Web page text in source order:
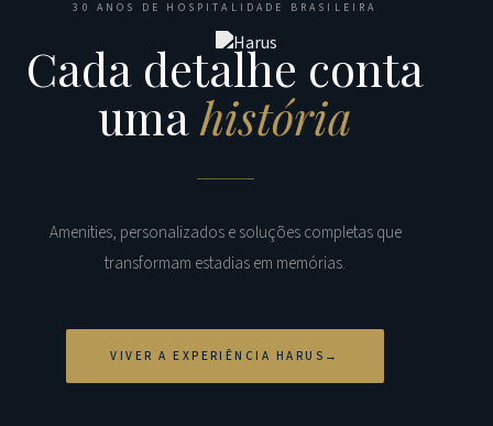
30 ANOS DE HOSPITALIDADE BRASILEIRA
Cada detalhe conta
umahistória
Amenities, personalizados e soluções completas que
transformam estadias em memórias.
VIVER A EXPERIÊNCIA HARUS